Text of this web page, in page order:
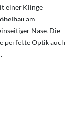
einer Klinge
am
Nase. Die
perfekte Optik auch